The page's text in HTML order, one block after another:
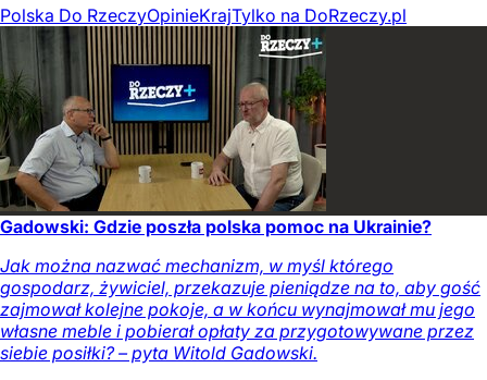
Polska Do RzeczyOpinieKrajTylko na DoRzeczy.pl
Gadowski: Gdzie poszła polska pomoc na Ukrainie?
Jak można nazwać mechanizm, w myśl którego
gospodarz, żywiciel, przekazuje pieniądze na to, aby gość
zajmował kolejne pokoje, a w końcu wynajmował mu jego
własne meble i pobierał opłaty za przygotowywane przez
siebie posiłki? – pyta Witold Gadowski.